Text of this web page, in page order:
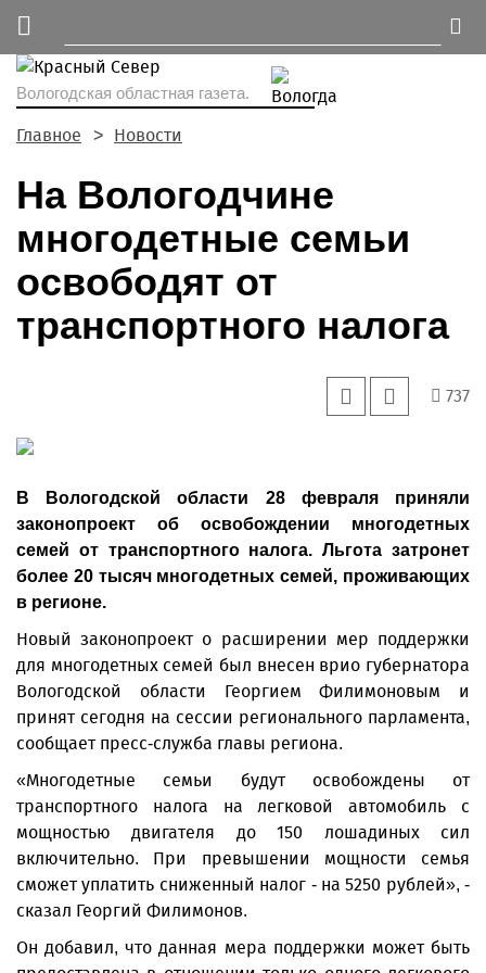
Вологодская областная газета.
Главное Новости
На Вологодчине
многодетные семьи
освободят от
транспортного налога
737
В Вологодской области 28 февраля приняли
законопроект об освобождении многодетных
семей от транспортного налога. Льгота затронет
более 20 тысяч многодетных семей, проживающих
в регионе.
Новый законопроект о расширении мер поддержки
для многодетных семей был внесен врио губернатора
Вологодской области Георгием Филимоновым и
принят сегодня на сессии регионального парламента,
сообщает пресс-служба главы региона.
«Многодетные семьи будут освобождены от
транспортного налога на легковой автомобиль с
мощностью двигателя до 150 лошадиных сил
включительно. При превышении мощности семья
сможет уплатить сниженный налог - на 5250 рублей», -
сказал Георгий Филимонов.
Он добавил, что данная мера поддержки может быть